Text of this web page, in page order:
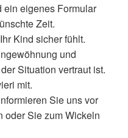
ein eigenes Formular
Zeit.
Kind sicher fühlt.
und
Situation vertraut ist.
mit.
Sie uns vor
oder Sie zum Wickeln